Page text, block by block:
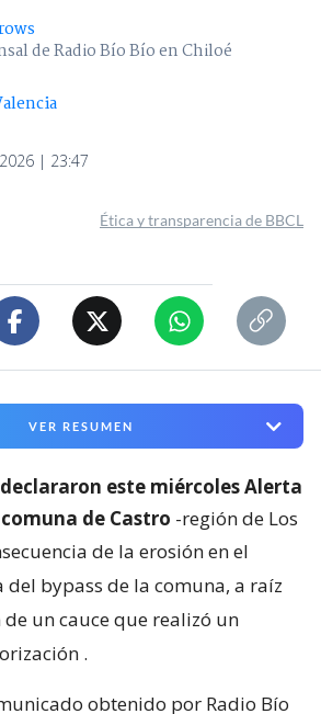
de Radio Bío Bío en Chiloé
| 23:47
Ética y transparencia de BBCL
VER RESUMEN
este miércoles Alerta
de Castro -región de Los
de la erosión en el
del bypass de la comuna, a raíz
un cauce que realizó un
.
obtenido por Radio Bío